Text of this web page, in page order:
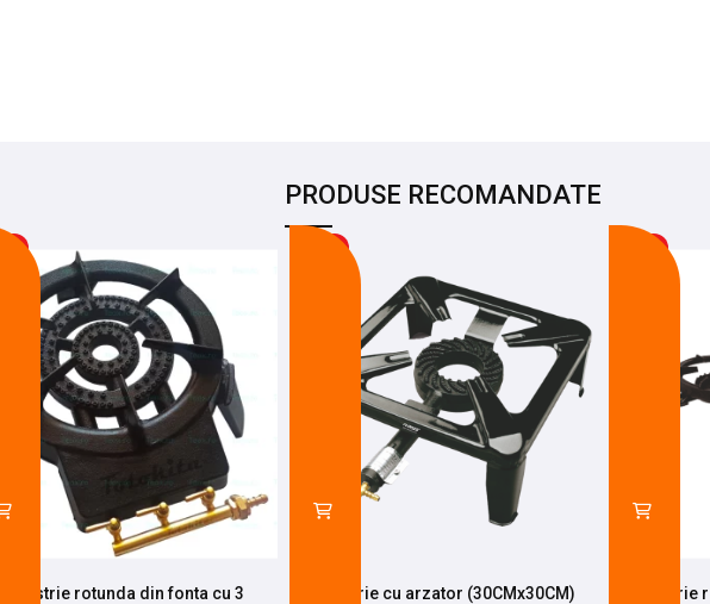
PRODUSE RECOMANDATE
Pirostrie rotunda din fonta cu 3
Pirostrie cu arzator (30CMx30CM) Pirostrie